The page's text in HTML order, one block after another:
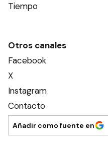
Tiempo
Otros canales
Facebook
X
Instagram
Contacto
Añadir como fuente en